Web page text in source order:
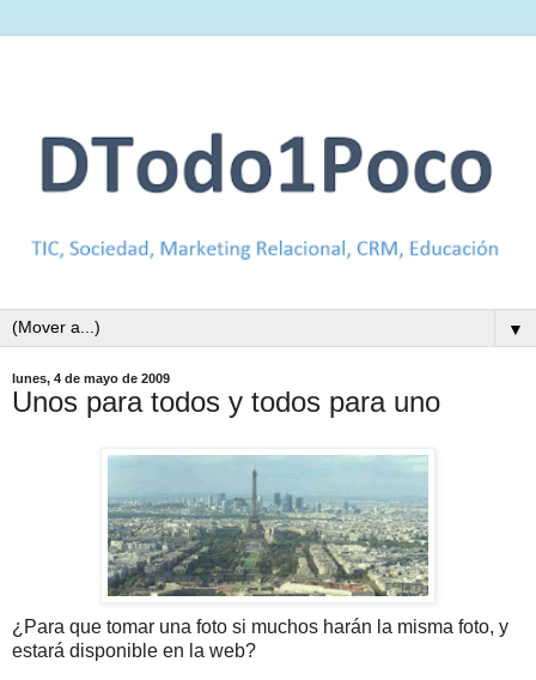
▼
lunes, 4 de mayo de 2009
Unos para todos y todos para uno
¿Para que tomar una foto si muchos harán la misma foto, y
estará disponible en la web?